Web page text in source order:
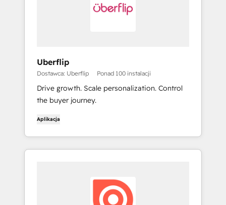
Uberflip
Dostawca: Uberflip Ponad 100 instalacji
Drive growth. Scale personalization. Control
the buyer journey.
Aplikacja